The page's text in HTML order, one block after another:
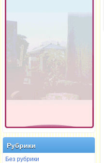
Рубрики
Без рубрики